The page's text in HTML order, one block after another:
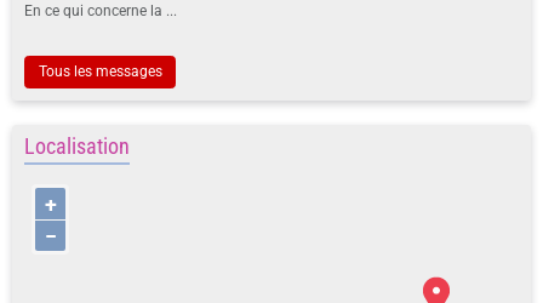
En ce qui concerne la ...
Tous les messages
Localisation
+
−